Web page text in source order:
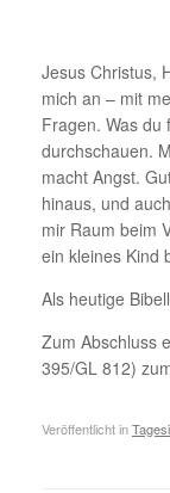
Jesus Christus,
mich an – mit
Fragen. Was du
durchschauen.
macht Angst.
hinaus, und
mir Raum beim
ein kleines Kind
Als heutige
Zum Abschluss
395/GL 812)
Veröffentlicht in